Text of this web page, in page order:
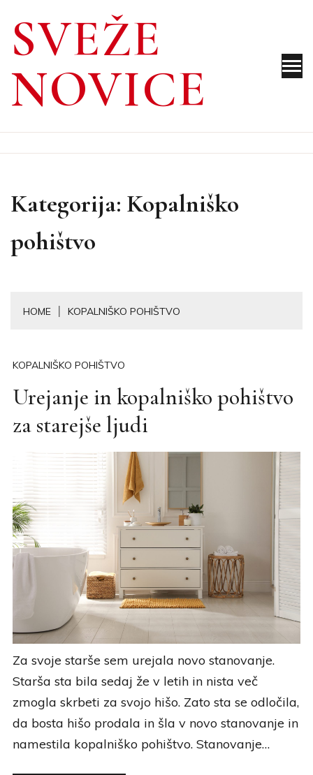
content
SVEŽE
NOVICE
Kategorija: Kopalniško
pohištvo
HOME KOPALNIŠKO POHIŠTVO
KOPALNIŠKO POHIŠTVO
Urejanje in kopalniško pohištvo
za starejše ljudi
Za svoje starše sem urejala novo stanovanje.
Starša sta bila sedaj že v letih in nista več
zmogla skrbeti za svojo hišo. Zato sta se odločila,
da bosta hišo prodala in šla v novo stanovanje in
namestila kopalniško pohištvo. Stanovanje…